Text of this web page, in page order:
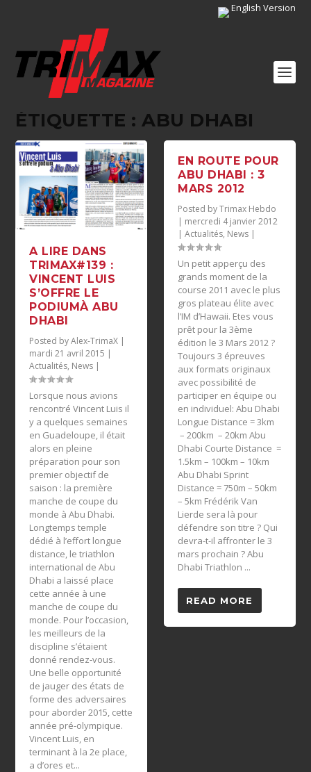
English Version
ÉTIQUETTE :ABU DHABI
A LIRE DANS
TRIMAX#139 :
VINCENT LUIS
S’OFFRE LE
PODIUMÀ ABU
DHABI
Posted byAlex-TrimaX |
mardi 21 avril 2015 |
Actualités, News |
Lorsque nous avions
rencontré Vincent Luis il
y a quelques semaines
en Guadeloupe, il était
alors en pleine
préparation pour son
premier objectif de
saison : la première
manche de coupe du
monde à Abu Dhabi.
Longtemps temple
dédié à l’effort longue
distance, le triathlon
international de Abu
Dhabi a laissé place
cette année à une
manche de coupe du
monde. Pour l’occasion,
les meilleurs de la
discipline s’étaient
donné rendez-vous.
Une belle opportunité
de jauger des états de
forme des adversaires
pour aborder 2015, cette
année pré-olympique.
Vincent Luis, en
terminant à la 2e place,
a d’ores et...
EN ROUTE POUR
ABU DHABI : 3
MARS 2012
Posted byTrimax Hebdo
| mercredi 4 janvier 2012
| Actualités, News |
Un petit apperçu des
grands moment de la
course 2011 avec le plus
gros plateau élite avec
l’IM d’Hawaii. Etes vous
prêt pour la 3ème
édition le 3 Mars 2012 ?
Toujours 3 épreuves
aux formats originaux
avec possibilité de
participer en équipe ou
en individuel: Abu Dhabi
Longue Distance = 3km
– 200km – 20km Abu
Dhabi Courte Distance =
1.5km – 100km – 10km
Abu Dhabi Sprint
Distance = 750m – 50km
– 5km Frédérik Van
Lierde sera là pour
défendre son titre ? Qui
devra-t-il affronter le 3
mars prochain ? Abu
Dhabi Triathlon ...
READ MORE